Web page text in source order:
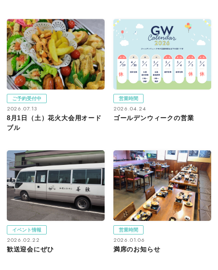
ご予約受付中
2026.07.13
8月1日（土）花火大会用オード
ブル
営業時間
2026.04.24
ゴールデンウィークの営業
イベント情報
2026.02.22
歓送迎会にぜひ
営業時間
2026.01.06
満席のお知らせ